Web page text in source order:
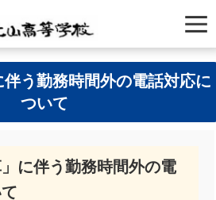
伴う勤務時間外の電話対応に
ついて
」に伴う勤務時間外の電